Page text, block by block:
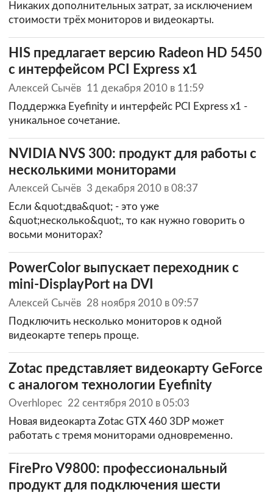
Никаких дополнительных затрат, за исключением
стоимости трёх мониторов и видеокарты.
HIS предлагает версию Radeon HD 5450
с интерфейсом PCI Express x1
Алексей Сычёв 11 декабря 2010 в 11:59
Поддержка Eyefinity и интерфейс PCI Express x1 -
уникальное сочетание.
NVIDIA NVS 300: продукт для работы с
несколькими мониторами
Алексей Сычёв 3 декабря 2010 в 08:37
Если &quot;два&quot; - это уже
&quot;несколько&quot;, то как нужно говорить о
восьми мониторах?
PowerColor выпускает переходник с
mini-DisplayPort на DVI
Алексей Сычёв 28 ноября 2010 в 09:57
Подключить несколько мониторов к одной
видеокарте теперь проще.
Zotac представляет видеокарту GeForce
с аналогом технологии Eyefinity
Overhlopec 22 сентября 2010 в 05:03
Новая видеокарта Zotac GTX 460 3DP может
работать с тремя мониторами одновременно.
FirePro V9800: профессиональный
продукт для подключения шести